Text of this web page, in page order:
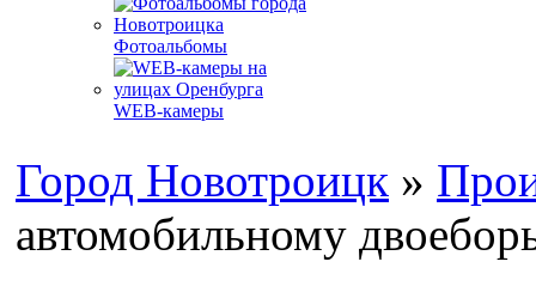
Фотоальбомы
WEB-камеры
Город Новотроицк »
автомобильному